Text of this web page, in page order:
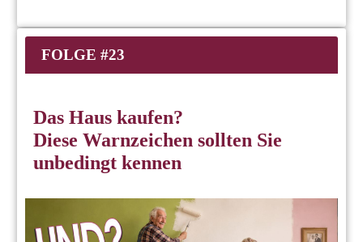
FOLGE #23
Das Haus kaufen?
Diese Warnzeichen sollten Sie
unbedingt kennen